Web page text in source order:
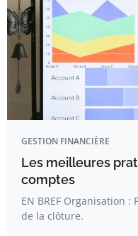
GESTION FINANCIÈRE
Les meilleures
comptes
EN BREF Organisation
de la clôture.